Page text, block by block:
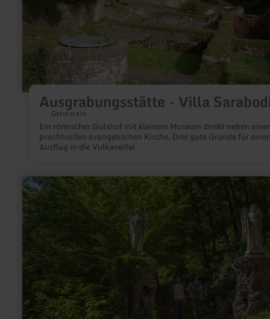
Ausgrabungsstätte - Villa
Gerolstein
Ein römischer Gutshof mit kleinem Museum direkt neben einer
prachtvollen evangelischen Kirche. Drei gute Gründe für
Ausflug in die Vulkaneifel
meer
informatie
over:
Adenauer
Kreuzweg